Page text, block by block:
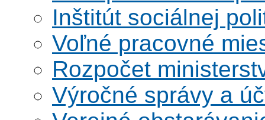
Inštitút sociálnej
Voľné pracovné
Rozpočet
Výročné správy a